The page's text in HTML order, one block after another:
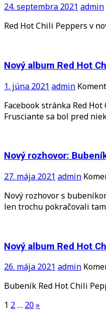
24. septembra 2021 admin
Red Hot Chili Peppers v
Nový album Red Hot
1. júna 2021 admin
Facebook stránka Red
Frusciante sa bol pred
Nový rozhovor:
27. mája 2021 admin
Nový rozhovor s
len trochu pokračovali
Nový album Red Hot
26. mája 2021 admin
Bubeník Red Hot Chili
Stránkovanie
1 2… 20»